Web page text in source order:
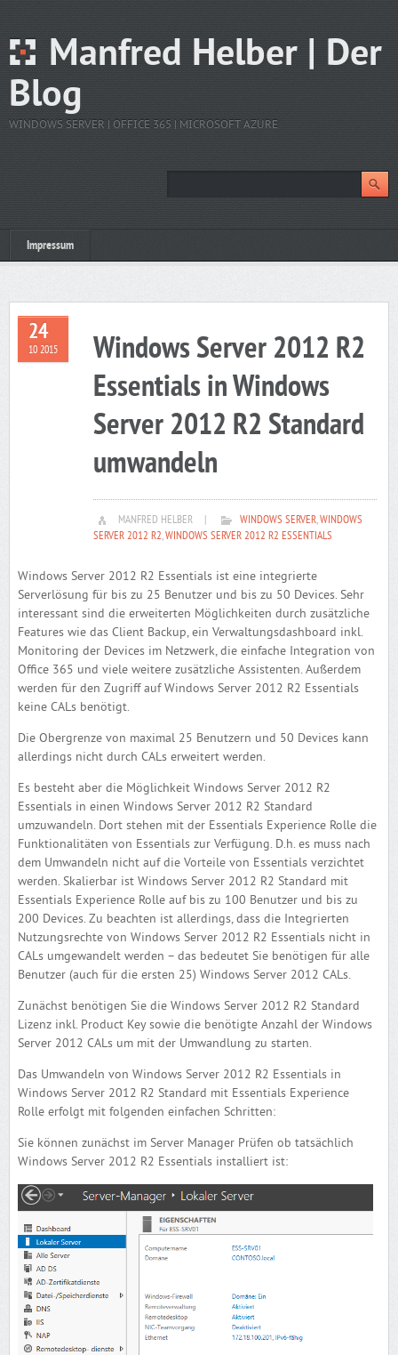
Manfred Helber | Der
Blog
WINDOWS SERVER | OFFICE 365 | MICROSOFT AZURE
Impressum
24
10 2015
Windows Server 2012 R2
Essentials in Windows
Server 2012 R2 Standard
umwandeln
MANFRED HELBER WINDOWS SERVER,WINDOWS
SERVER 2012 R2,WINDOWS SERVER 2012 R2 ESSENTIALS
Windows Server 2012 R2 Essentials ist eine integrierte
Serverlösung für bis zu 25 Benutzer und bis zu 50 Devices. Sehr
interessant sind die erweiterten Möglichkeiten durch zusätzliche
Features wie das Client Backup, ein Verwaltungsdashboard inkl.
Monitoring der Devices im Netzwerk, die einfache Integration von
Office 365 und viele weitere zusätzliche Assistenten. Außerdem
werden für den Zugriff auf Windows Server 2012 R2 Essentials
keine CALs benötigt.
Die Obergrenze von maximal 25 Benutzern und 50 Devices kann
allerdings nicht durch CALs erweitert werden.
Es besteht aber die Möglichkeit Windows Server 2012 R2
Essentials in einen Windows Server 2012 R2 Standard
umzuwandeln. Dort stehen mit der Essentials Experience Rolle die
Funktionalitäten von Essentials zur Verfügung. D.h. es muss nach
dem Umwandeln nicht auf die Vorteile von Essentials verzichtet
werden. Skalierbar ist Windows Server 2012 R2 Standard mit
Essentials Experience Rolle auf bis zu 100 Benutzer und bis zu
200 Devices. Zu beachten ist allerdings, dass die Integrierten
Nutzungsrechte von Windows Server 2012 R2 Essentials nicht in
CALs umgewandelt werden – das bedeutet Sie benötigen für alle
Benutzer (auch für die ersten 25) Windows Server 2012 CALs.
Zunächst benötigen Sie die Windows Server 2012 R2 Standard
Lizenz inkl. Product Key sowie die benötigte Anzahl der Windows
Server 2012 CALs um mit der Umwandlung zu starten.
Das Umwandeln von Windows Server 2012 R2 Essentials in
Windows Server 2012 R2 Standard mit Essentials Experience
Rolle erfolgt mit folgenden einfachen Schritten:
Sie können zunächst im Server Manager Prüfen ob tatsächlich
Windows Server 2012 R2 Essentials installiert ist: